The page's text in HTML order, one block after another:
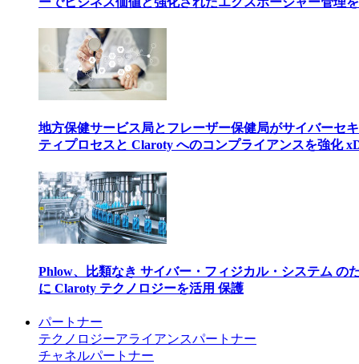
地方保健サービス局とフレーザー保健局がサイバーセ
ティプロセスと Claroty へのコンプライアンスを強化
Phlow、比類なき サイバー・フィジカル・システム の
に Claroty テクノロジーを活用 保護
パートナー
テクノロジーアライアンスパートナー
チャネルパートナー